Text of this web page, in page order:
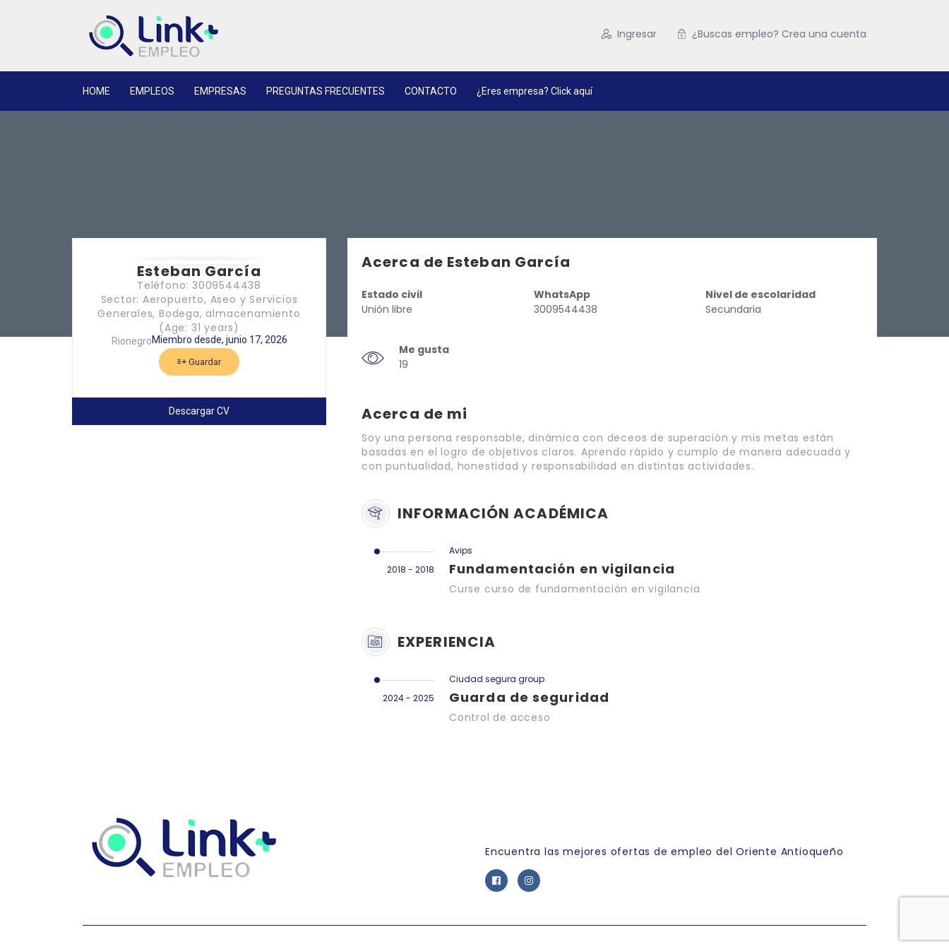
Ingresar ¿Buscas empleo? Crea una cuenta
HOME EMPLEOS EMPRESAS PREGUNTAS FRECUENTES CONTACTO ¿Eres empresa? Click aquí
Esteban García
Teléfono: 3009544438
Sector: Aeropuerto, Aseo y Servicios
Generales, Bodega, almacenamiento
(Age: 31 years)
RionegroMiembro desde, junio 17, 2026
Guardar
Descargar CV
Acerca de Esteban García
Estado civil
Unión libre
WhatsApp
3009544438
Nivel de escolaridad
Secundaria
Me gusta
19
Acerca de mi
Soy una persona responsable, dinámica con deceos de superación y mis metas están
basadas en el logro de objetivos claros. Aprendo rápido y cumplo de manera adecuada y
con puntualidad, honestidad y responsabilidad en distintas actividades.
INFORMACIÓN ACADÉMICA
2018 - 2018
Avips
Fundamentación en vigilancia
Curse curso de fundamentación en vigilancia
EXPERIENCIA
2024 - 2025
Ciudad segura group
Guarda de seguridad
Control de acceso
Encuentra las mejores ofertas de empleo del Oriente Antioqueño